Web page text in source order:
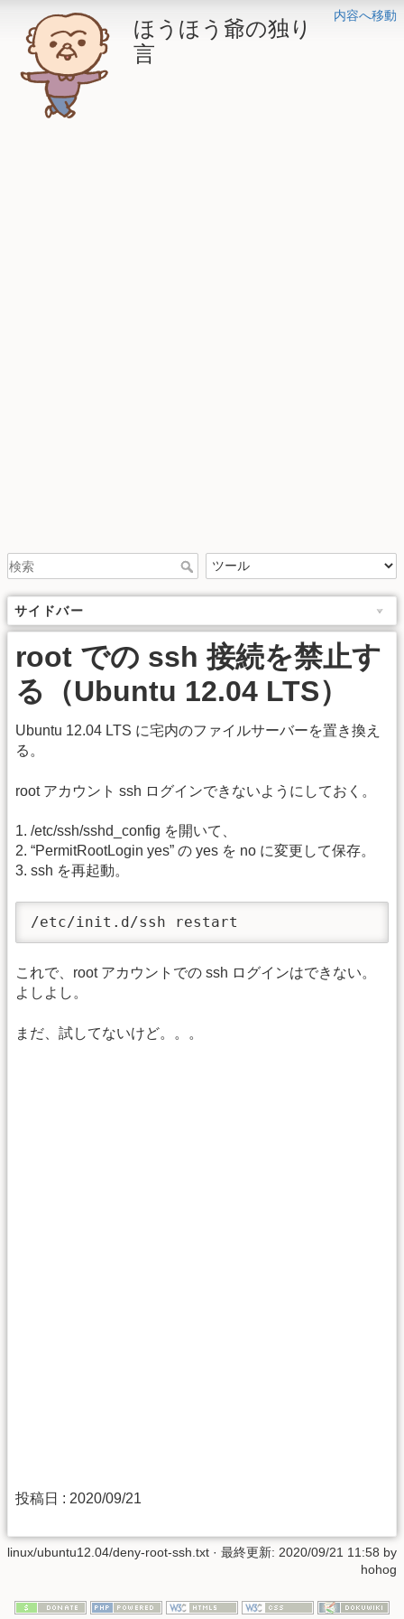
内容へ移動
ほうほう爺の独り
言
サイドバー
root での ssh 接続を禁止す
る（Ubuntu 12.04 LTS）
Ubuntu 12.04 LTS に宅内のファイルサーバーを置き換え
る。
root アカウント ssh ログインできないようにしておく。
1. /etc/ssh/sshd_config を開いて、
2. “PermitRootLogin yes” の yes を no に変更して保存。
3. ssh を再起動。
/etc/init.d/ssh restart
これで、root アカウントでの ssh ログインはできない。
よしよし。
まだ、試してないけど。。。
投稿日 : 2020/09/21
linux/ubuntu12.04/deny-root-ssh.txt · 最終更新: 2020/09/21 11:58 by
hohog